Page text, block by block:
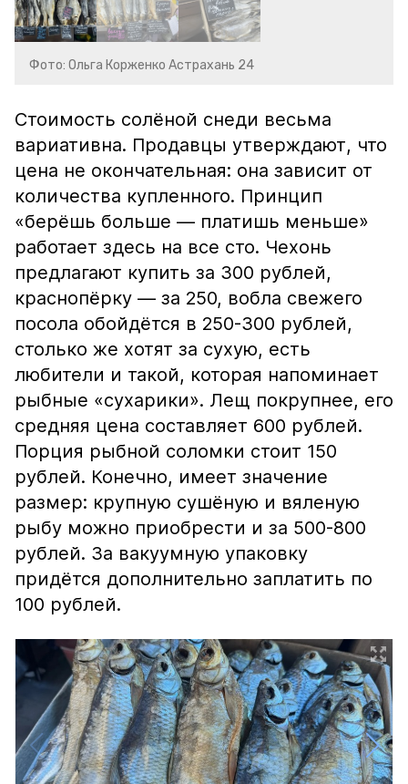
Фото: Ольга Корженко Астрахань 24
Стоимость солёной снеди весьма
вариативна. Продавцы утверждают, что
цена не окончательная: она зависит от
количества купленного. Принцип
«берёшь больше — платишь меньше»
работает здесь на все сто. Чехонь
предлагают купить за 300 рублей,
краснопёрку — за 250, вобла свежего
посола обойдётся в 250-300 рублей,
столько же хотят за сухую, есть
любители и такой, которая напоминает
рыбные «сухарики». Лещ покрупнее, его
средняя цена составляет 600 рублей.
Порция рыбной соломки стоит 150
рублей. Конечно, имеет значение
размер: крупную сушёную и вяленую
рыбу можно приобрести и за 500-800
рублей. За вакуумную упаковку
придётся дополнительно заплатить по
100 рублей.